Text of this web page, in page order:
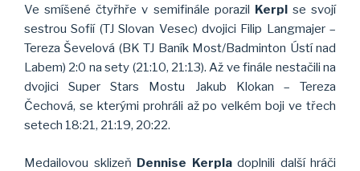
Ve smíšené čtyřhře v semifinále porazil Kerpl se svojí
sestrou Sofií (TJ Slovan Vesec) dvojici Filip Langmajer –
Tereza Ševelová (BK TJ Baník Most/Badminton Ústí nad
Labem) 2:0 na sety (21:10, 21:13). Až ve finále nestačili na
dvojici Super Stars Mostu Jakub Klokan – Tereza
Čechová, se kterými prohráli až po velkém boji ve třech
setech 18:21, 21:19, 20:22.
Medailovou sklizeň Dennise Kerpla doplnili další hráči